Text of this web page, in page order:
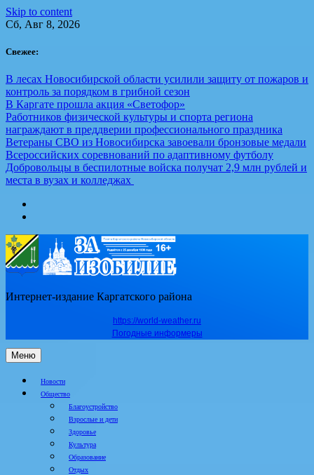
Skip to content
Сб, Авг 8, 2026
Свежее:
В лесах Новосибирской области усилили защиту от пожаров и
контроль за порядком в грибной сезон
В Каргате прошла акция «Светофор»
Работников физической культуры и спорта региона
награждают в преддверии профессионального праздника
Ветераны СВО из Новосибирска завоевали бронзовые медали
Всероссийских соревнований по адаптивному футболу
Добровольцы в беспилотные войска получат 2,9 млн рублей и
места в вузах и колледжах
Интернет-издание Каргатского района
https://world-weather.ru
Погодные информеры
Меню
Новости
Общество
Благоустройство
Взрослые и дети
Здоровье
Культура
Образование
Отдых